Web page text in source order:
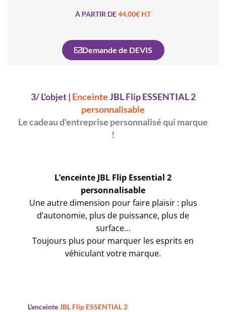
À PARTIR DE44.00€ HT
Demande de DEVIS
3/ L'objet | EnceinteJBL Flip ESSENTIAL 2
personnalisable
Le cadeau d'entreprise personnalisé qui marque
!
L’enceinte JBL Flip Essential 2
personnalisable
Une autre dimension pour faire plaisir : plus
d’autonomie, plus de puissance, plus de
surface…
Toujours plus pour marquer les esprits en
véhiculant votre marque.
L'enceinteJBL Flip ESSENTIAL 2